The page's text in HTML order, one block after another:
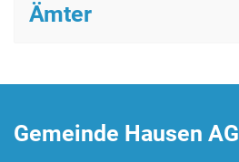
Ämter
Gemeinde Hausen AG